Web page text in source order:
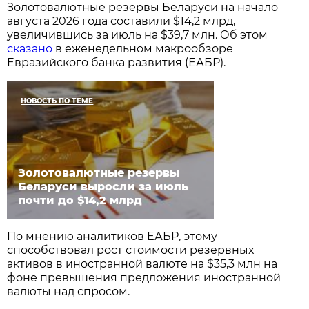
Золотовалютные резервы Беларуси на начало
августа 2026 года составили $14,2 млрд,
увеличившись за июль на $39,7 млн. Об этом
сказано в еженедельном макрообзоре
Евразийского банка развития (ЕАБР).
НОВОСТЬ ПО ТЕМЕ
Золотовалютные резервы
Беларуси выросли за июль
почти до $14,2 млрд
По мнению аналитиков ЕАБР, этому
способствовал рост стоимости резервных
активов в иностранной валюте на $35,3 млн на
фоне превышения предложения иностранной
валюты над спросом.